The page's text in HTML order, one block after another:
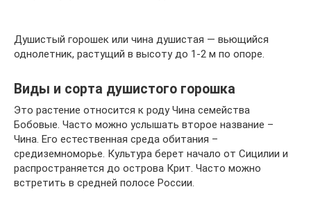
Душистый горошек или чина душистая — вьющийся
однолетник, растущий в высоту до 1-2 м по опоре.
Виды и сорта душистого горошка
Это растение относится к роду Чина семейства
Бобовые. Часто можно услышать второе название –
Чина. Его естественная среда обитания –
средиземноморье. Культура берет начало от Сицилии и
распространяется до острова Крит. Часто можно
встретить в средней полосе России.